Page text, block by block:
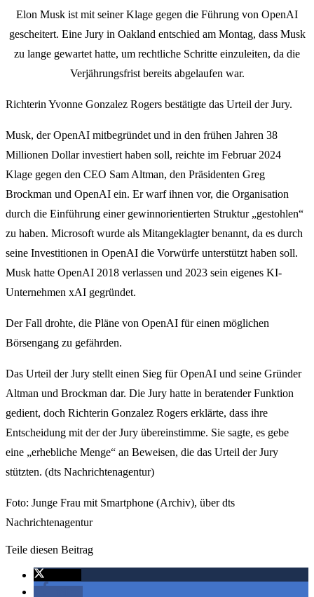
Elon Musk ist mit seiner Klage gegen die Führung von OpenAI
gescheitert. Eine Jury in Oakland entschied am Montag, dass Musk
zu lange gewartet hatte, um rechtliche Schritte einzuleiten, da die
Verjährungsfrist bereits abgelaufen war.
Richterin Yvonne Gonzalez Rogers bestätigte das Urteil der Jury.
Musk, der OpenAI mitbegründet und in den frühen Jahren 38
Millionen Dollar investiert haben soll, reichte im Februar 2024
Klage gegen den CEO Sam Altman, den Präsidenten Greg
Brockman und OpenAI ein. Er warf ihnen vor, die Organisation
durch die Einführung einer gewinnorientierten Struktur „gestohlen“
zu haben. Microsoft wurde als Mitangeklagter benannt, da es durch
seine Investitionen in OpenAI die Vorwürfe unterstützt haben soll.
Musk hatte OpenAI 2018 verlassen und 2023 sein eigenes KI-
Unternehmen xAI gegründet.
Der Fall drohte, die Pläne von OpenAI für einen möglichen
Börsengang zu gefährden.
Das Urteil der Jury stellt einen Sieg für OpenAI und seine Gründer
Altman und Brockman dar. Die Jury hatte in beratender Funktion
gedient, doch Richterin Gonzalez Rogers erklärte, dass ihre
Entscheidung mit der der Jury übereinstimme. Sie sagte, es gebe
eine „erhebliche Menge“ an Beweisen, die das Urteil der Jury
stützten. (dts Nachrichtenagentur)
Foto: Junge Frau mit Smartphone (Archiv), über dts
Nachrichtenagentur
Teile diesen Beitrag